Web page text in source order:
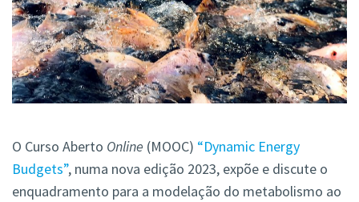
O Curso Aberto Online (MOOC) “Dynamic Energy
Budgets”, numa nova edição 2023, expõe e discute o
enquadramento para a modelação do metabolismo ao